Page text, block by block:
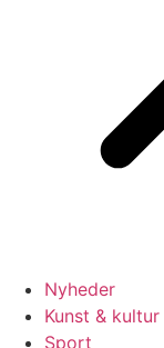
Nyheder
Kunst & kultur
Sport